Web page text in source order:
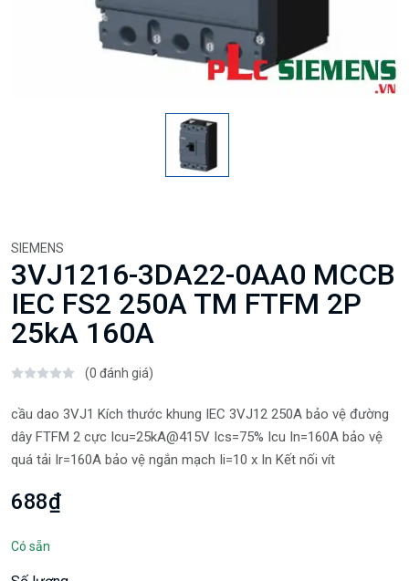
SIEMENS
3VJ1216-3DA22-0AA0 MCCB
IEC FS2 250A TM FTFM 2P
25kA 160A
(0 đánh giá)
cầu dao 3VJ1 Kích thước khung IEC 3VJ12 250A bảo vệ đường
dây FTFM 2 cực Icu=25kA@415V Ics=75% Icu In=160A bảo vệ
quá tải Ir=160A bảo vệ ngắn mạch Ii=10 x In Kết nối vít
688₫
Có sẵn